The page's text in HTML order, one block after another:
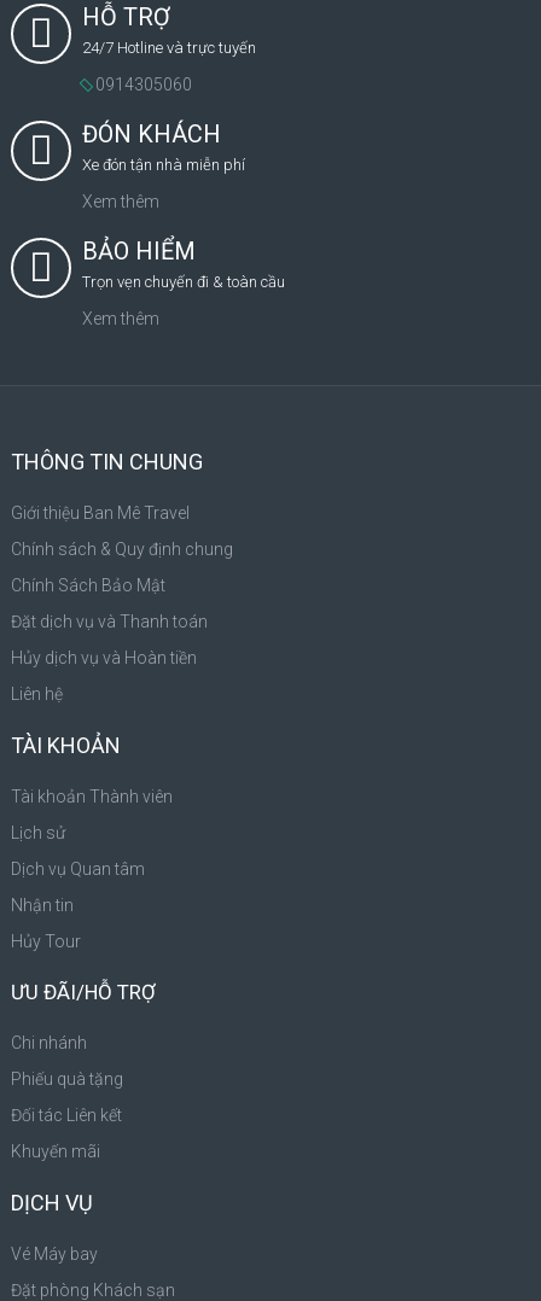
HỖ TRỢ
24/7 Hotline và trực tuyến
0914305060
ĐÓN KHÁCH
Xe đón tận nhà miễn phí
Xem thêm
BẢO HIỂM
Trọn vẹn chuyến đi & toàn cầu
Xem thêm
THÔNG TIN CHUNG
Giới thiệu Ban Mê Travel
Chính sách & Quy định chung
Chính Sách Bảo Mật
Đặt dịch vụ và Thanh toán
Hủy dịch vụ và Hoàn tiền
Liên hệ
TÀI KHOẢN
Tài khoản Thành viên
Lịch sử
Dịch vụ Quan tâm
Nhận tin
Hủy Tour
ƯU ĐÃI/HỖ TRỢ
Chi nhánh
Phiếu quà tặng
Đối tác Liên kết
Khuyến mãi
DỊCH VỤ
Vé Máy bay
Đặt phòng Khách sạn